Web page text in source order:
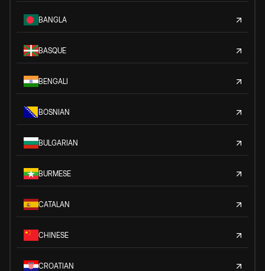
BANGLA
BASQUE
BENGALI
BOSNIAN
BULGARIAN
BURMESE
CATALAN
CHINESE
CROATIAN